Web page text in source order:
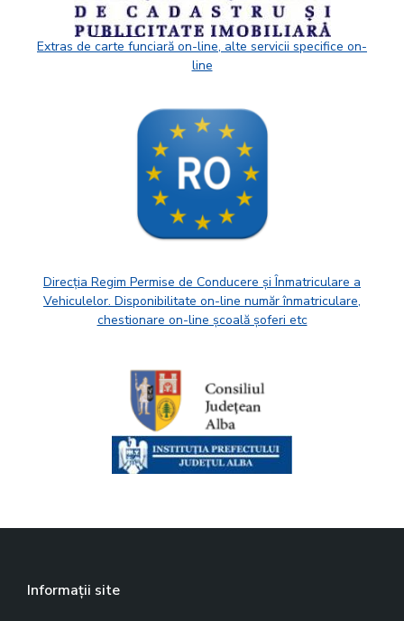
Extras de carte funciară on-line, alte servicii specifice on-
line
Direcția Regim Permise de Conducere și Înmatriculare a
Vehiculelor. Disponibilitate on-line număr înmatriculare,
chestionare on-line școală șoferi etc
Informații site